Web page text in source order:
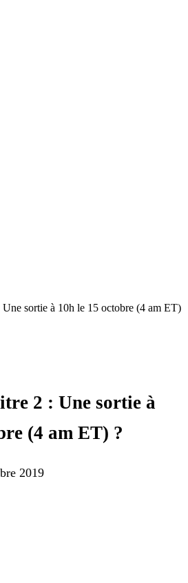
sortie à 10h le 15 octobre (4 am ET)
2 : Une sortie à
(4 am ET) ?
2019